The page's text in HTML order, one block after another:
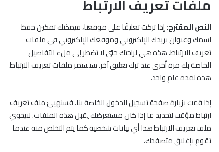
ملفات تعريف الارتباط
النص المقترح:إذا تركت تعليقًا على موقعنا، فيمكنك تمكين حفظ
اسمك وعنوان بريدك الإلكتروني وموقعك الإلكتروني في ملفات
تعريف الارتباط. هذه هي لراحتك حتى لا تضطر إلى ملء التفاصيل
الخاصة بك مرة أخرى عند ترك تعليق آخر. ستستمر ملفات تعريف الارتباط
هذه لمدة عام واحد.
إذا قمت بزيارة صفحة تسجيل الدخول الخاصة بنا، فسنهيئ ملف تعريف
ارتباط مؤقت لتحديد ما إذا كان مستعرضك يقبل هذه الملفات. لايحوي
ملف تعريف الارتباط هذا أي بيانات شخصية كما يتم التخلص منه عندما
تقوم بإغلاق متصفحك.